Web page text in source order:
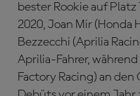
bester Rookie auf
2020, Joan Mir (Honda
Bezzecchi (Aprilia
Aprilia-Fahrer, während
Factory Racing) an